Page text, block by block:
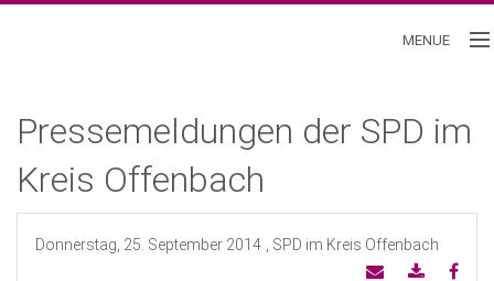
MENUE
Unterbezirk
Pressemeldungen der SPD im
Kreis Offenbach
Donnerstag, 25. September 2014 , SPD im Kreis Offenbach